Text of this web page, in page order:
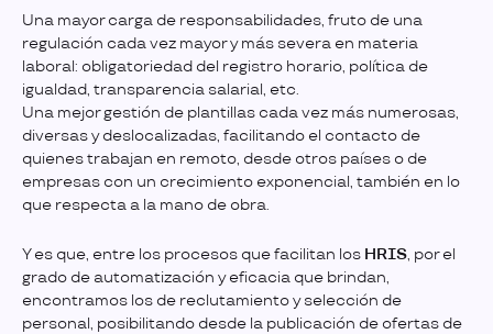
Una mayor carga de responsabilidades, fruto de una
regulación cada vez mayor y más severa en materia
laboral: obligatoriedad del registro horario, política de
igualdad, transparencia salarial, etc.
Una mejor gestión de plantillas cada vez más numerosas,
diversas y deslocalizadas, facilitando el contacto de
quienes trabajan en remoto, desde otros países o de
empresas con un crecimiento exponencial, también en lo
que respecta a la mano de obra.
Y es que, entre los procesos que facilitan los HRIS, por el
grado de automatización y eficacia que brindan,
encontramos los de reclutamiento y selección de
personal, posibilitando desde la publicación de ofertas de